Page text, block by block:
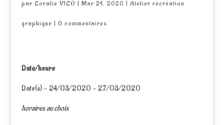
par Coralie VICO | Mar 24, 2020 | Atelier récréation
graphique | 0 commentaires
Date/heure
Date(s) - 24/03/2020 - 27/03/2020
horaires au choix